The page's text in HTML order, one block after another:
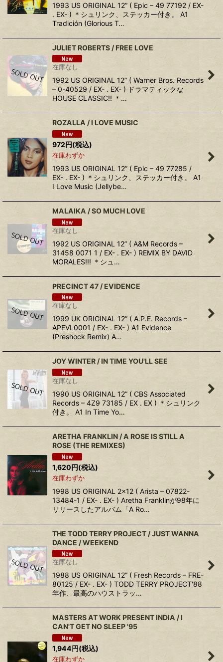
1993 US ORIGINAL 12” ( Epic ‎– 49 77192 / EX-
. EX- ) ＊シュリンク、ステッカー付き。 A1
Tradición (Glorious T…
JULIET ROBERTS ‎/ FREE LOVE
在庫なし
1992 US ORIGINAL 12” ( Warner Bros. Records
‎– 0-40529 / EX- . EX- ) ドラマティックな
HOUSE CLASSIC!! ＊…
ROZALLA ‎/ I LOVE MUSIC
972円(税込)
在庫わずか
1993 US ORIGINAL 12” ( Epic ‎– 49 77285 /
EX- . EX- ) ＊シュリンク、ステッカー付き。 A1
I Love Music (Jellybe…
MALAIKA ‎/ SO MUCH LOVE
在庫なし
1992 US ORIGINAL 12” ( A&M Records ‎–
31458 0071 1 / EX- . EX- ) REMIX BY DAVID
MORALES!!! ＊シュ…
PRECINCT 47 ‎/ EVIDENCE
在庫なし
1999 UK ORIGINAL 12” ( A.P.E. Records ‎–
APEVL0001 / EX- . EX- ) A1 Evidence
(Preshock Remix) A…
JOY WINTER ‎/ IN TIME YOU'LL SEE
在庫なし
1990 US ORIGINAL 12” ( CBS Associated
Records ‎– 4Z9 73185 / EX . EX ) ＊シュリンク
付き。 A1 In Time Yo…
ARETHA FRANKLIN ‎/ A ROSE IS STILL A
ROSE (THE REMIXES)
1,620円(税込)
在庫わずか
1998 US ORIGINAL 2×12 ( Arista ‎– 07822-
13484-1 / EX- . EX- ) Aretha Franklinが98年に
リリースしたアルバム「A Ro…
THE TODD TERRY PROJECT ‎/ JUST WANNA
DANCE / WEEKEND
在庫なし
1988 US ORIGINAL 12” ( Fresh Records ‎– FRE-
80125 / EX- . EX- ) TODD TERRY PROJECT'88
年作、最高のハウストラッ…
MASTERS AT WORK PRESENT INDIA ‎/ I
CAN'T GET NO SLEEP '95
1,944円(税込)
在庫わずか